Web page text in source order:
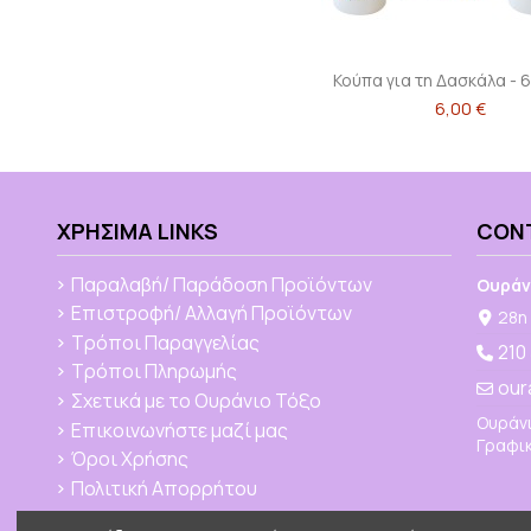
Κούπα για τη Δασκάλα -
6,00 €
ΧΡΉΣΙΜΑ LINKS
Παραλαβή/ Παράδοση Προϊόντων
Επιστροφή/ Αλλαγή Προϊόντων
Τρόποι Παραγγελίας
Τρόποι Πληρωμής
Σχετικά με το Ουράνιο Τόξο
Επικοινωνήστε μαζί μας
Όροι Χρήσης
Πολιτική Απορρήτου
28η